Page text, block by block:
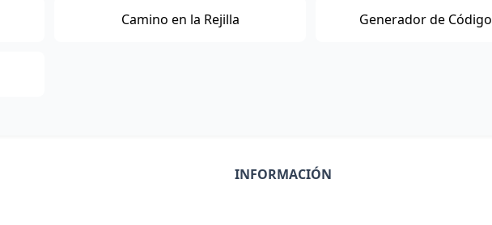
Camino en la Rejilla Generador de
INFORMACIÓN